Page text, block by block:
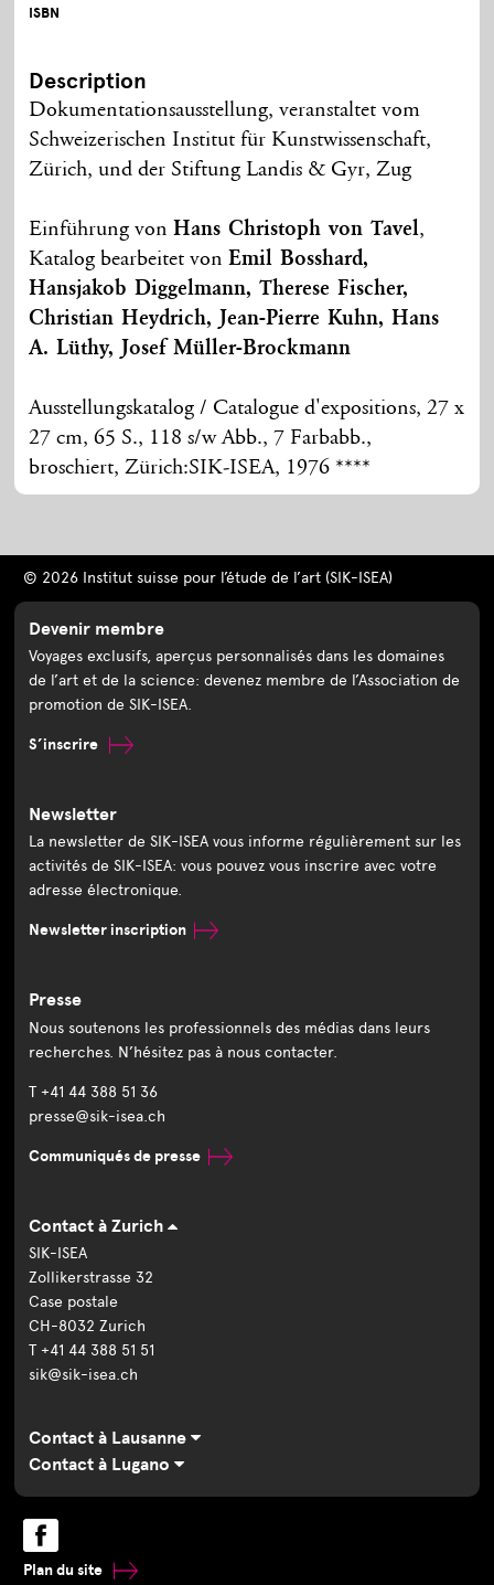
ISBN
Description
Dokumentationsausstellung, veranstaltet vom
Schweizerischen Institut für Kunstwissenschaft,
Zürich, und der Stiftung Landis & Gyr, Zug
Einführung vonHans Christoph von Tavel,
Katalog bearbeitet vonEmil Bosshard,
Hansjakob Diggelmann, Therese Fischer,
Christian Heydrich, Jean-Pierre Kuhn, Hans
A. Lüthy, Josef Müller-Brockmann
Ausstellungskatalog / Catalogue d'expositions, 27 x
27 cm, 65 S., 118 s/w Abb., 7 Farbabb.,
broschiert, Zürich:SIK-ISEA, 1976 ****
© 2026 Institut suisse pour l’étude de l’art (SIK-ISEA)
Devenir membre
Voyages exclusifs, aperçus personnalisés dans les domaines
de l’art et de la science: devenez membre de l’Association de
promotion de SIK-ISEA.
S’inscrire
Newsletter
La newsletter de SIK-ISEA vous informe régulièrement sur les
activités de SIK-ISEA: vous pouvez vous inscrire avec votre
adresse électronique.
Newsletter inscription
Presse
Nous soutenons les professionnels des médias dans leurs
recherches. N’hésitez pas à nous contacter.
T +41 44 388 51 36
presse@sik-isea.ch
Communiqués de presse
Contact à Zurich
SIK-ISEA
Zollikerstrasse 32
Case postale
CH-8032 Zurich
T +41 44 388 51 51
sik@sik-isea.ch
Contact à Lausanne
Contact à Lugano
Plan du site